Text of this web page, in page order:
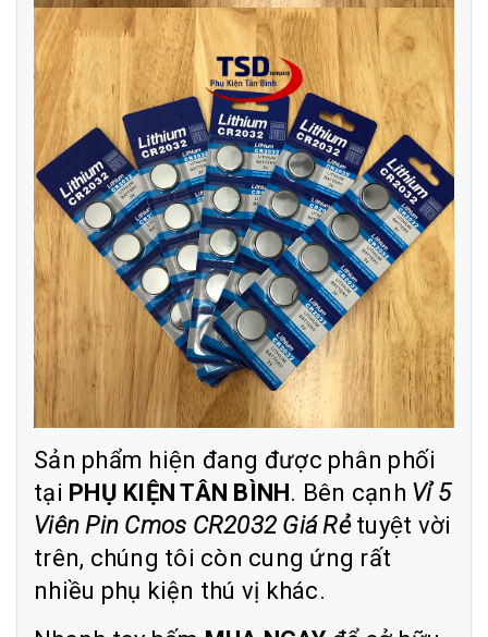
Sản phẩm hiện đang được phân phối
tại PHỤ KIỆN TÂN BÌNH. Bên cạnh Vỉ 5
Viên Pin Cmos CR2032 Giá Rẻ tuyệt vời
trên, chúng tôi còn cung ứng rất
nhiều phụ kiện thú vị khác.